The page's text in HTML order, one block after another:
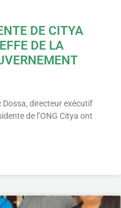
DE CITYA
DE LA
Dossa, directeur exécutif
de l’ONG Citya ont